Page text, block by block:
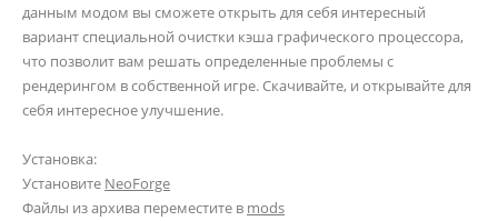
данным модом вы сможете открыть для себя интересный
вариант специальной очистки кэша графического процессора,
что позволит вам решать определенные проблемы с
рендерингом в собственной игре. Скачивайте, и открывайте для
себя интересное улучшение.
Установка:
Установите NeoForge
Файлы из архива переместите в mods